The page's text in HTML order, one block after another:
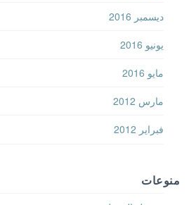
ديسمبر 2016
يونيو 2016
مايو 2016
مارس 2012
فبراير 2012
منوعات